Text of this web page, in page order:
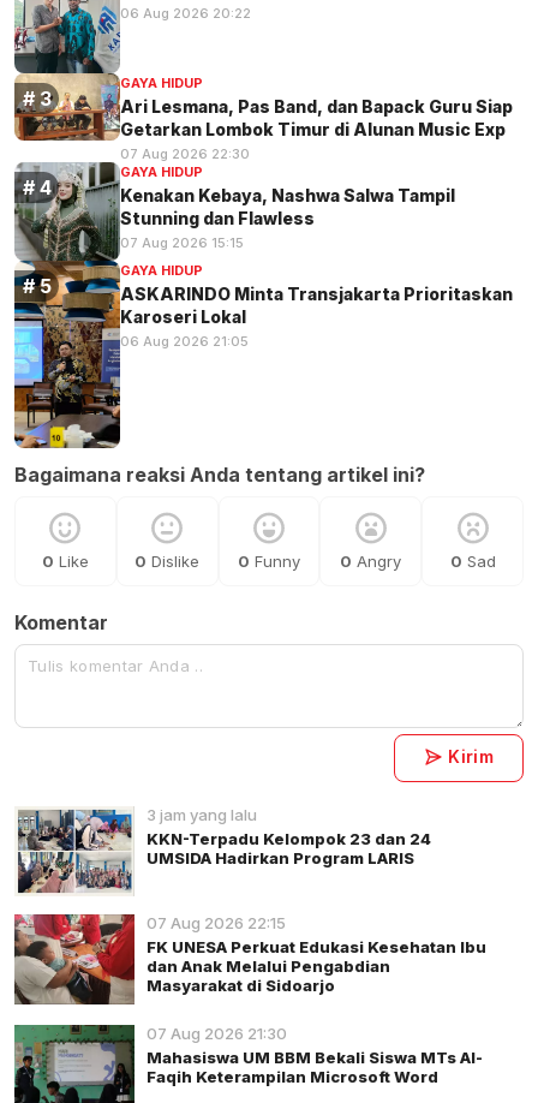
06 Aug 2026 20:22
GAYA HIDUP
Ari Lesmana, Pas Band, dan Bapack Guru Siap
Getarkan Lombok Timur di Alunan Music Exp
07 Aug 2026 22:30
GAYA HIDUP
Kenakan Kebaya, Nashwa Salwa Tampil
Stunning dan Flawless
07 Aug 2026 15:15
GAYA HIDUP
ASKARINDO Minta Transjakarta Prioritaskan
Karoseri Lokal
06 Aug 2026 21:05
Bagaimana reaksi Anda tentang artikel ini?
0 Like 0 Dislike 0 Funny 0 Angry 0 Sad
Komentar
Kirim
3 jam yang lalu
KKN-Terpadu Kelompok 23 dan 24
UMSIDA Hadirkan Program LARIS
07 Aug 2026 22:15
FK UNESA Perkuat Edukasi Kesehatan Ibu
dan Anak Melalui Pengabdian
Masyarakat di Sidoarjo
07 Aug 2026 21:30
Mahasiswa UM BBM Bekali Siswa MTs Al-
Faqih Keterampilan Microsoft Word